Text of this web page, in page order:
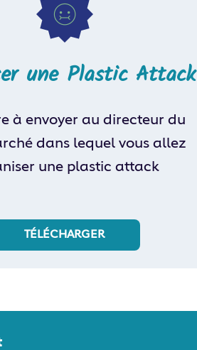
une Plastic Attack
à envoyer au directeur du
dans lequel vous allez
une plastic attack
TÉLÉCHARGER